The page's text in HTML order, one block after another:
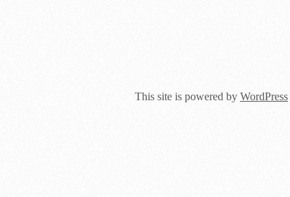
This site is powered by WordPress